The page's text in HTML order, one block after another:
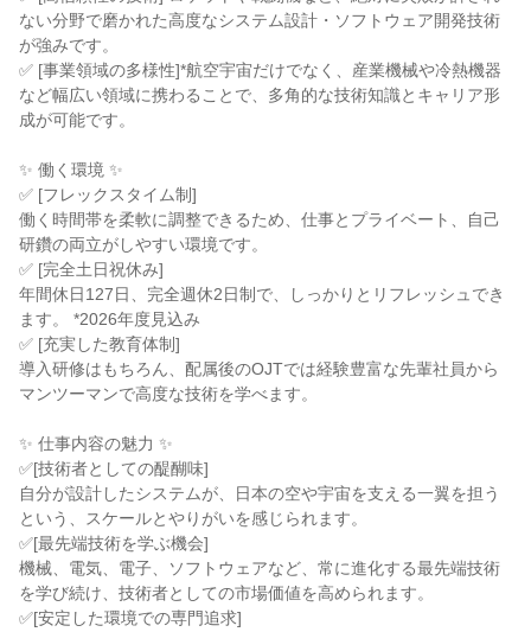
ない分野で磨かれた高度なシステム設計・ソフトウェア開発技術
が強みです。
✅ [事業領域の多様性]*航空宇宙だけでなく、産業機械や冷熱機器
など幅広い領域に携わることで、多角的な技術知識とキャリア形
成が可能です。
✨ 働く環境 ✨
✅ [フレックスタイム制]
働く時間帯を柔軟に調整できるため、仕事とプライベート、自己
研鑽の両立がしやすい環境です。
✅ [完全土日祝休み]
年間休日127日、完全週休2日制で、しっかりとリフレッシュでき
ます。 *2026年度見込み
✅ [充実した教育体制]
導入研修はもちろん、配属後のOJTでは経験豊富な先輩社員から
マンツーマンで高度な技術を学べます。
✨ 仕事内容の魅力 ✨
✅[技術者としての醍醐味]
自分が設計したシステムが、日本の空や宇宙を支える一翼を担う
という、スケールとやりがいを感じられます。
✅[最先端技術を学ぶ機会]
機械、電気、電子、ソフトウェアなど、常に進化する最先端技術
を学び続け、技術者としての市場価値を高められます。
✅[安定した環境での専門追求]